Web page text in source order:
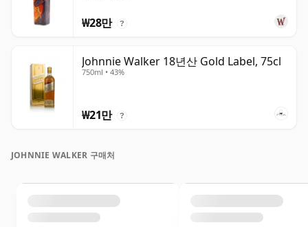
₩28만 ?
Johnnie Walker 18년산 Gold Label, 75cl
750ml • 43%
₩21만 ?
JOHNNIE WALKER 구매처